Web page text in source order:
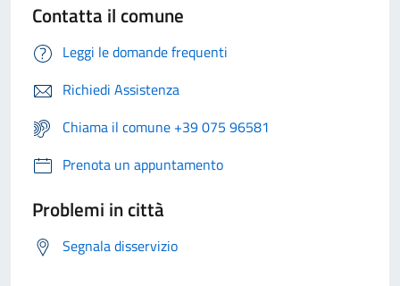
Contatta il comune
Leggi le domande frequenti
Richiedi Assistenza
Chiama il comune +39 075 96581
Prenota un appuntamento
Problemi in città
Segnala disservizio